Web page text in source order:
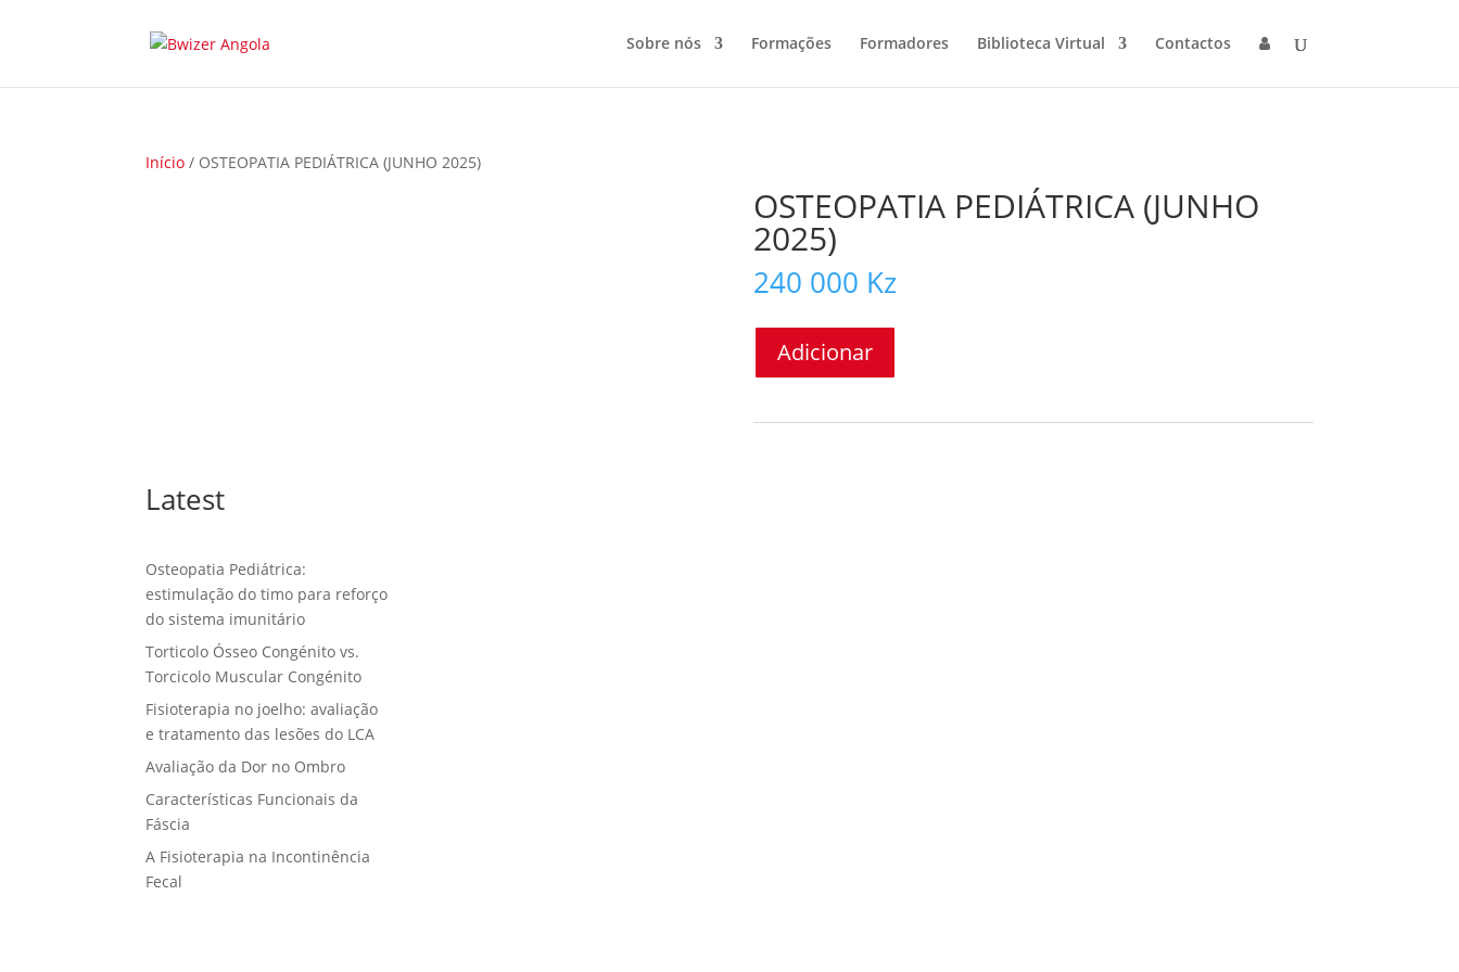
Sobre nós Formações Formadores Biblioteca Virtual Contactos
Início / OSTEOPATIA PEDIÁTRICA (JUNHO 2025)
OSTEOPATIA PEDIÁTRICA (JUNHO
2025)
240 000 Kz
Adicionar
Latest
Osteopatia Pediátrica:
estimulação do timo para reforço
do sistema imunitário
Torticolo Ósseo Congénito vs.
Torcicolo Muscular Congénito
Fisioterapia no joelho: avaliação
e tratamento das lesões do LCA
Avaliação da Dor no Ombro
Características Funcionais da
Fáscia
A Fisioterapia na Incontinência
Fecal